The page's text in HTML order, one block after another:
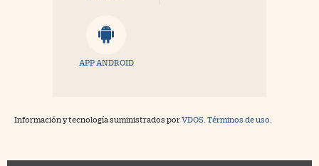
APP ANDROID
Información y tecnología suministrados porVDOS Términos de uso.